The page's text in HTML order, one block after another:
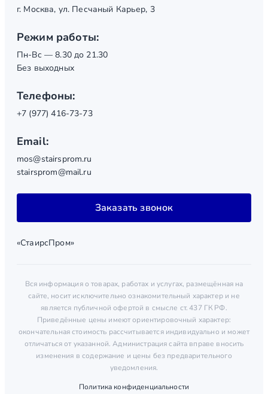
г. Москва, ул. Песчаный Карьер, 3
Режим работы:
Пн-Вс — 8.30 до 21.30
Без выходных
Телефоны:
+7 (977) 416-73-73
Email:
mos@stairsprom.ru
stairsprom@mail.ru
Заказать звонок
«СтаирсПром»
Вся информация о товарах, работах и услугах, размещённая на
сайте, носит исключительно ознакомительный характер и не
является публичной офертой в смысле ст. 437 ГК РФ.
Приведённые цены имеют ориентировочный характер:
окончательная стоимость рассчитывается индивидуально и может
отличаться от указанной. Администрация сайта вправе вносить
изменения в содержание и цены без предварительного
уведомления.
Политика конфиденциальности